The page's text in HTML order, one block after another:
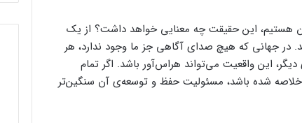
هستیم، این حقیقت چه معنایی خواهد داشت؟ از یک
در جهانی که هیچ صدای آگاهی جز ما وجود ندارد، هر
این واقعیت می‌تواند هراس‌آور باشد. اگر تمام
شده باشد، مسئولیت حفظ و توسعه‌ی آن سنگین‌تر